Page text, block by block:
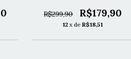
R$299,90 R$179,90
12 x deR$18,51